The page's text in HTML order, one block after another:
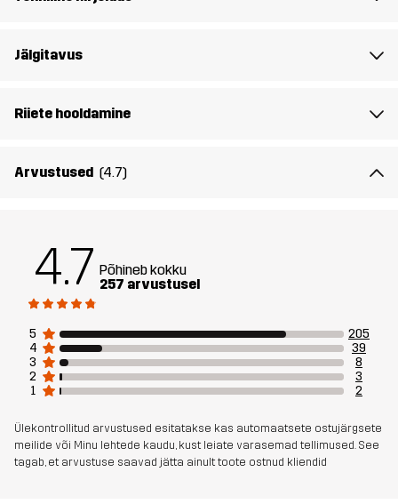
Jälgitavus
Riiete hooldamine
Arvustused (4.7)
4.7 Põhineb kokku
257 arvustusel
5
205
4
39
3
8
2
3
1
2
Ülekontrollitud arvustused esitatakse kas automaatsete ostujärgsete
meilide või Minu lehtede kaudu, kust leiate varasemad tellimused. See
tagab, et arvustuse saavad jätta ainult toote ostnud kliendid